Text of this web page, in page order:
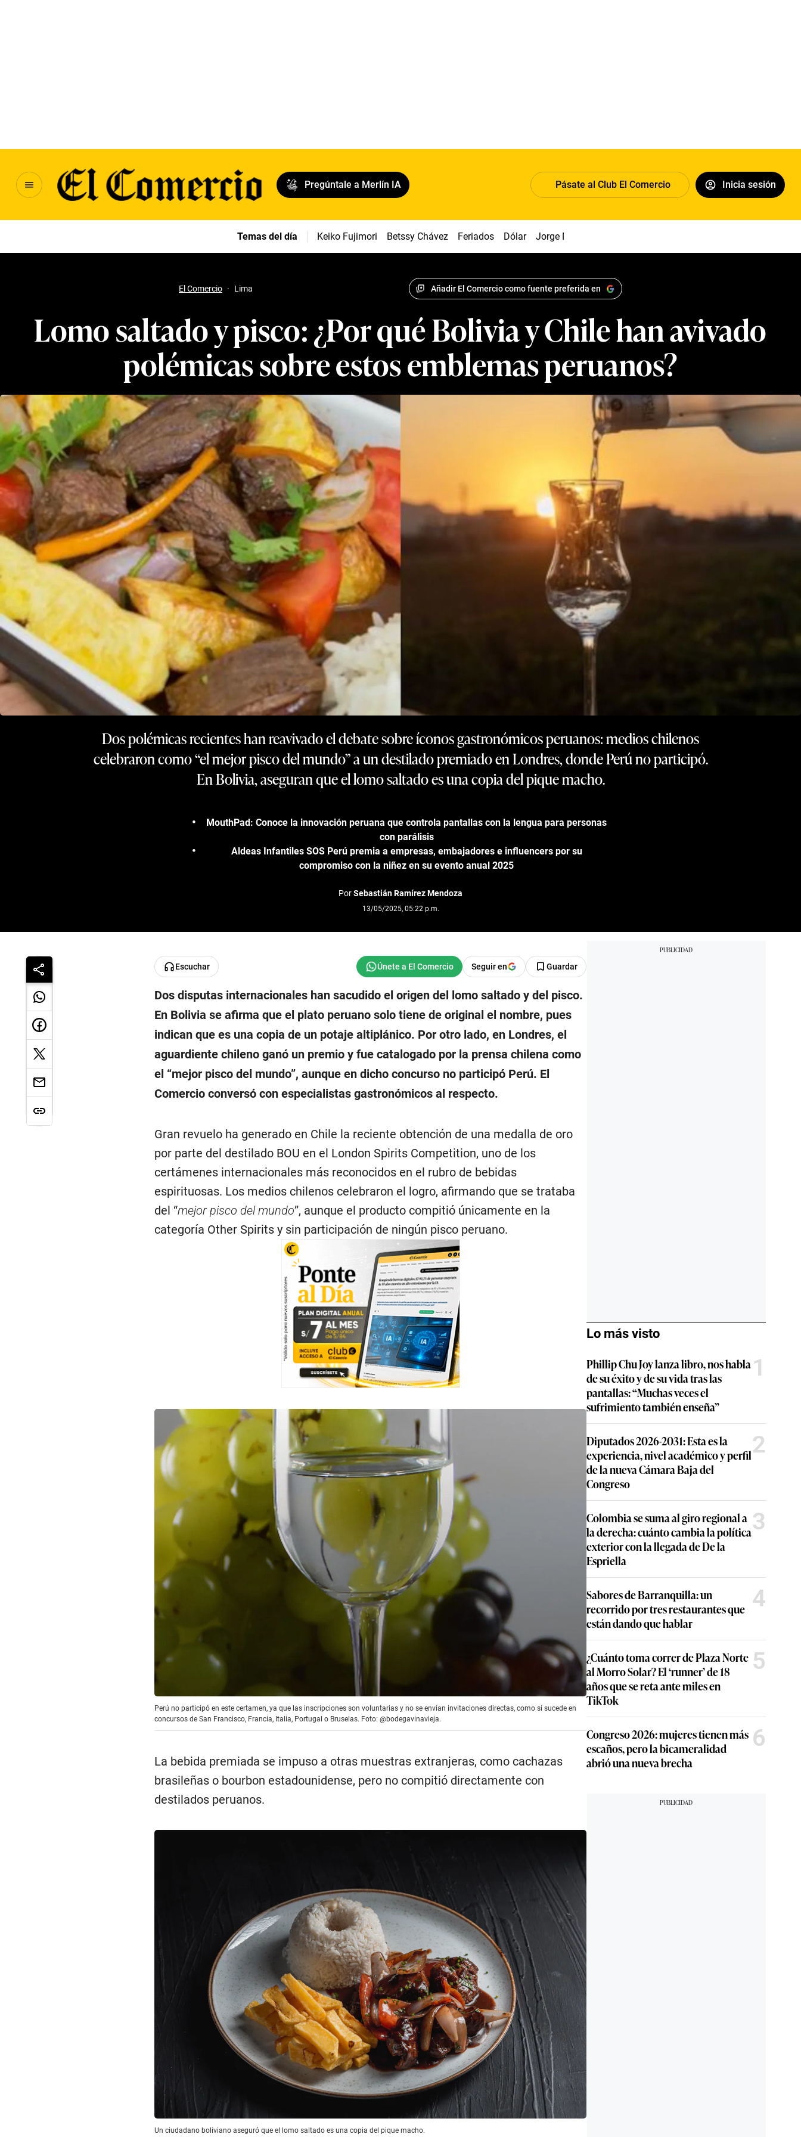
Pregúntale a Merlín IA Pásate al Club El Comercio Inicia sesión
Temas del día Keiko Fujimori Betssy Chávez Feriados Dólar Jorge Messi
El Comercio · Lima Añadir El Comercio como fuente preferida en
Lomo saltado y pisco: ¿Por qué Bolivia y Chile han avivado
polémicas sobre estos emblemas peruanos?
Dos polémicas recientes han reavivado el debate sobre íconos gastronómicos peruanos: medios chilenos
celebraron como “el mejor pisco del mundo” a un destilado premiado en Londres, donde Perú no participó.
En Bolivia, aseguran que el lomo saltado es una copia del pique macho.
MouthPad: Conoce la innovación peruana que controla pantallas con la lengua para personas
con parálisis
Aldeas Infantiles SOS Perú premia a empresas, embajadores e influencers por su
compromiso con la niñez en su evento anual 2025
PorSebastián Ramírez Mendoza
13/05/2025, 05:22 p.m.
Escuchar Seguir en Guardar
Dos disputas internacionales han sacudido el origen del lomo saltado y del pisco.
En Bolivia se afirma que el plato peruano solo tiene de original el nombre, pues
indican que es una copia de un potaje altiplánico. Por otro lado, en Londres, el
aguardiente chileno ganó un premio y fue catalogado por la prensa chilena como
el “mejor pisco del mundo”, aunque en dicho concurso no participó Perú. El
Comercio conversó con especialistas gastronómicos al respecto.
Gran revuelo ha generado en Chile la reciente obtención de una medalla de oro
por parte del destilado BOU en el London Spirits Competition, uno de los
certámenes internacionales más reconocidos en el rubro de bebidas
espirituosas. Los medios chilenos celebraron el logro, afirmando que se trataba
del “mejor pisco del mundo”, aunque el producto compitió únicamente en la
categoría Other Spirits y sin participación de ningún pisco peruano.
Perú no participó en este certamen, ya que las inscripciones son voluntarias y no se envían invitaciones directas, como sí sucede en
concursos de San Francisco, Francia, Italia, Portugal o Bruselas. Foto: @bodegavinavieja.
La bebida premiada se impuso a otras muestras extranjeras, como cachazas
brasileñas o bourbon estadounidense, pero no compitió directamente con
destilados peruanos.
Un ciudadano boliviano aseguró que el lomo saltado es una copia del pique macho.
Lo más visto
Phillip Chu Joy lanza libro, nos habla
de su éxito y de su vida tras las
pantallas: “Muchas veces el
sufrimiento también enseña”
1
Diputados 2026-2031: Esta es la
experiencia, nivel académico y perfil
de la nueva Cámara Baja del
Congreso
2
Colombia se suma al giro regional a
la derecha: cuánto cambia la política
exterior con la llegada de De la
Espriella
3
Sabores de Barranquilla: un
recorrido por tres restaurantes que
están dando que hablar
4
¿Cuánto toma correr de Plaza Norte
al Morro Solar? El ‘runner’ de 18
años que se reta ante miles en
TikTok
5
Congreso 2026: mujeres tienen más
escaños, pero la bicameralidad
abrió una nueva brecha
6